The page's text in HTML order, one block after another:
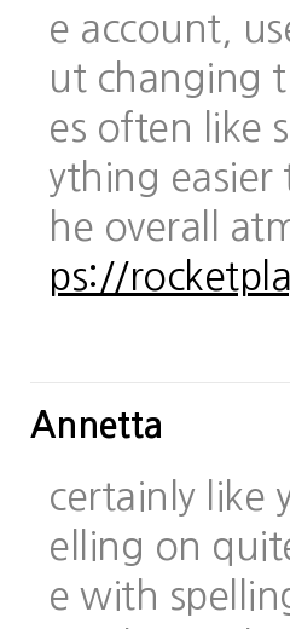
e account,
ut changing
es often like
ything
he overall
ps://
Annetta
certainly like
elling on
e with